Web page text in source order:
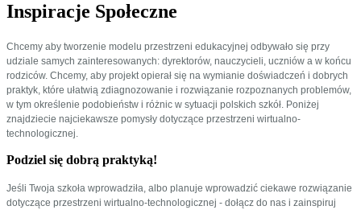
Inspiracje Społeczne
Chcemy aby tworzenie modelu przestrzeni edukacyjnej odbywało się przy
udziale samych zainteresowanych: dyrektorów, nauczycieli, uczniów a w końcu
rodziców. Chcemy, aby projekt opierał się na wymianie doświadczeń i dobrych
praktyk, które ułatwią zdiagnozowanie i rozwiązanie rozpoznanych problemów,
w tym określenie podobieństw i różnic w sytuacji polskich szkół. Poniżej
znajdziecie najciekawsze pomysły dotyczące przestrzeni wirtualno-
technologicznej.
Podziel się dobrą praktyką!
Jeśli Twoja szkoła wprowadziła, albo planuje wprowadzić ciekawe rozwiązanie
dotyczące przestrzeni wirtualno-technologicznej - dołącz do nas i zainspiruj